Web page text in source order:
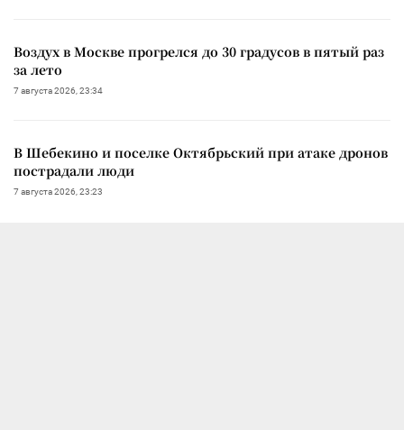
Воздух в Москве прогрелся до 30 градусов в пятый раз
за лето
7 августа 2026, 23:34
В Шебекино и поселке Октябрьский при атаке дронов
пострадали люди
7 августа 2026, 23:23